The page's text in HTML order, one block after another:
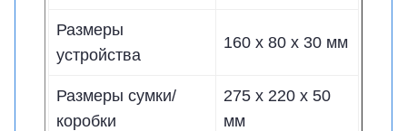
Размеры
устройства
160 х 80 х 30 мм
Размеры сумки/
коробки
275 х 220 х 50
мм